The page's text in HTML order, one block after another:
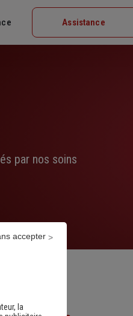
Assistance
par nos soins
la
accepter